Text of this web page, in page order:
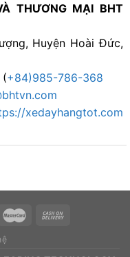
THƯƠNG MẠI BHT
Huyện Hoài Đức,
(+84)985-786-368
xedayhangtot.com